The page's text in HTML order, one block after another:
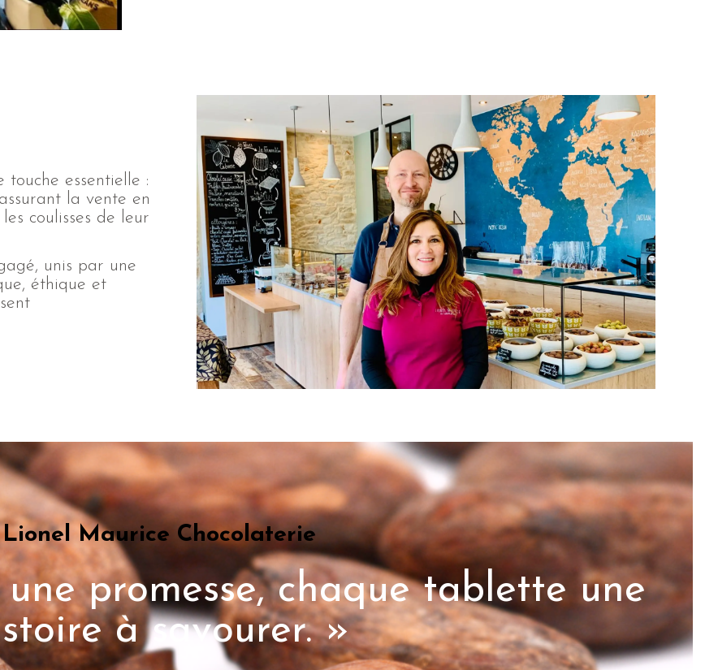
touche essentielle :
la vente en
coulisses de leur
unis par une
éthique et
Lionel Maurice Chocolaterie
promesse, chaque tablette une
à savourer. »